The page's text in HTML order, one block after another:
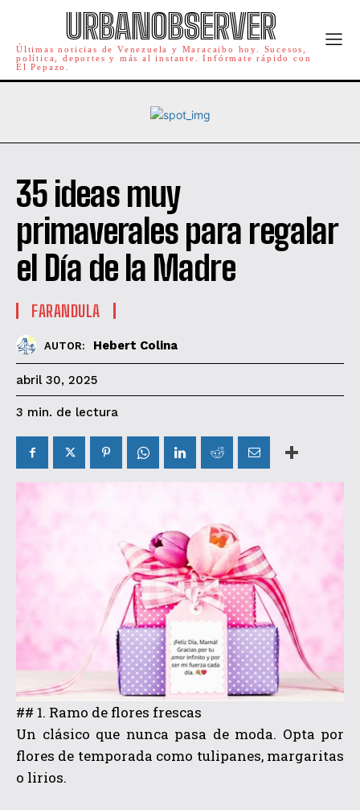
URBANOBSERVER
Últimas noticias de Venezuela y Maracaibo hoy. Sucesos,
política, deportes y más al instante. Infórmate rápido con
El Pepazo.
35 ideas muy
primaverales para regalar
el Día de la Madre
FARANDULA
AUTOR: Hebert Colina
abril 30, 2025
3 min. de lectura
## 1. Ramo de flores frescas
Un clásico que nunca pasa de moda. Opta por
flores de temporada como tulipanes, margaritas
o lirios.